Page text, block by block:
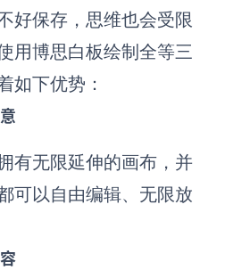
好保存，思维也会受限
用博思白板绘制全等三
如下优势：
有无限延伸的画布，并
可以自由编辑、无限放